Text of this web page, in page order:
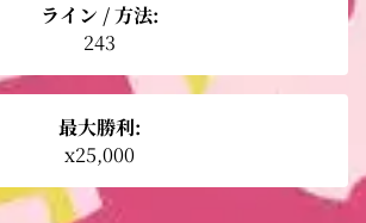
ライン / 方法:
243
最大勝利:
x25,000